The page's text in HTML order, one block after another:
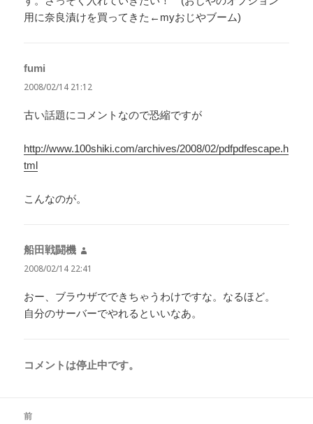
用に奈良漬けを買ってきた←myおじやブーム)
fumi
り:
2008/02/14 21:12
古い話題にコメントなので恐縮ですが
http://www.100shiki.com/archives/2008/02/pdfpdfescape.h
tml
こんなのが。
船田戦闘機
り:
2008/02/14 22:41
おー、ブラウザでできちゃうわけですな。なるほど。
自分のサーバーでやれるといいなあ。
コメントは停止中です。
前